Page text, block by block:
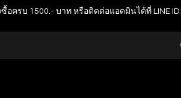
อครบ 1500.- บาท หรือติดต่อแอดมินได้ที่ LINE ID: